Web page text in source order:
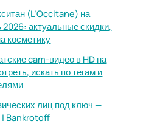
(L’Occitane) на
2026: актуальные скидки,
косметику
cam-видео в HD на
искать по тегам и
лиц под ключ —
| Bankrotoff